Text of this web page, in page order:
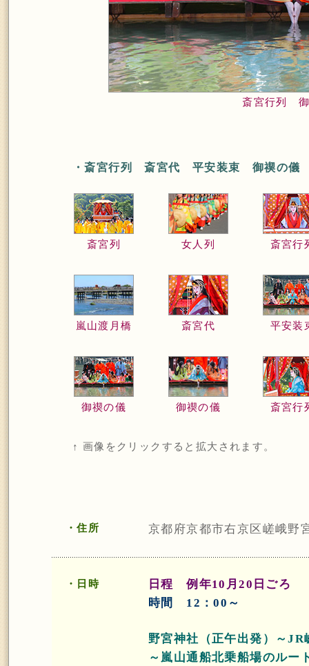
斎宮行列
・斎宮行列 斎宮代 平安装束 御禊の
斎宮列 女人列 斎宮行
嵐山渡月橋 斎宮代 平安装
御禊の儀 御禊の儀 斎宮行
↑ 画像をクリックすると拡大されます。
・住所 京都府京都市右京区嵯峨野
・日時
日程 例年10月20日ごろ
時間 12：00～
野宮神社（正午出発）～JR
～嵐山通船北乗船場のルー